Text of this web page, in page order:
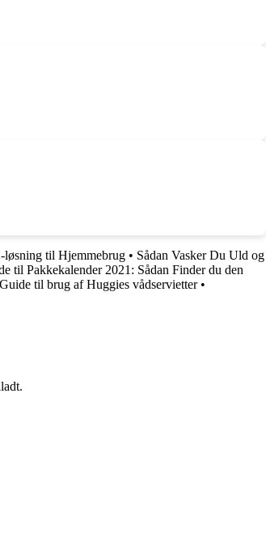
til Hjemmebrug • Sådan Vasker Du Uld og
til Pakkekalender 2021: Sådan Finder du den
Guide til brug af Huggies vådservietter•